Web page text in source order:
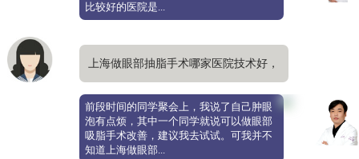
比较好的医院是...
上海做眼部抽脂手术哪家医院技术好，
去肿眼泡自然
前段时间的同学聚会上，我说了自己肿眼
泡有点烦，其中一个同学就说可以做眼部
吸脂手术改善，建议我去试试。可我并不
知道上海做眼部...